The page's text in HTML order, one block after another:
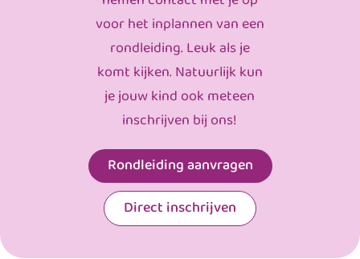
voor het inplannen van een
rondleiding. Leuk als je
komt kijken. Natuurlijk kun
je jouw kind ook meteen
inschrijven bij ons!
Rondleiding aanvragen
Direct inschrijven